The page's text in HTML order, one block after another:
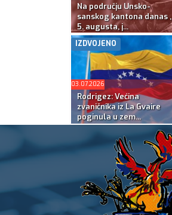
Na području Unsko-
sanskog kantona danas ,
5. augusta, j...
IZDVOJENO
03.07.2026
Rodrigez: Većina
zvaničnika iz La Gvaire
poginula u zem...